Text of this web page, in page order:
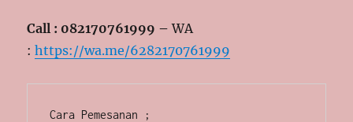
Call : 082170761999 –WA
:https://wa.me/6282170761999
Cara Pemesanan ;